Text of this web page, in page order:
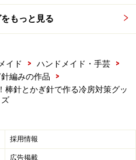
て、矢印のように引き抜き
もっと見る
イド > ハンドメイド・手芸
>
編みの作品
>
棒針とかぎ針で作る冷房対策グッ
ズ
採用情報
広告掲載